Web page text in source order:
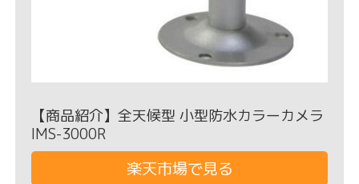
【商品紹介】全天候型 小型防水カラーカメラ
IMS-3000R
楽天市場で見る